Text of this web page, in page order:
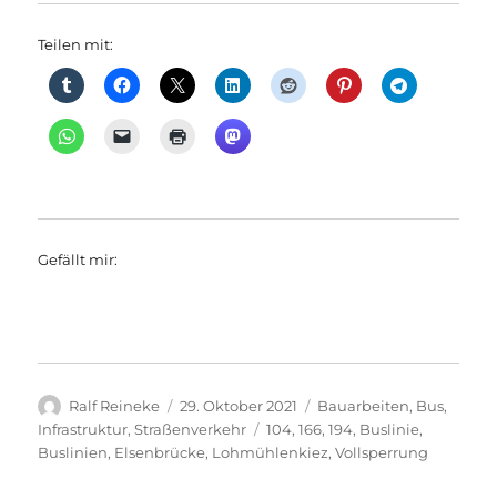
Teilen mit:
Gefällt mir:
Autor
Ralf Reineke
Veröffentlicht
am
29. Oktober 2021 Kategorien
Bauarbeiten, Bus,
Infrastruktur,Straßenverkehr Schlagwörter
104,166,194, Buslinie,
Buslinien, Elsenbrücke, Lohmühlenkiez,Vollsperrung